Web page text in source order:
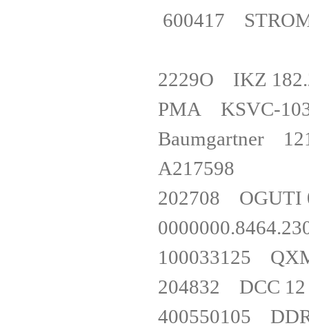
600417
2229O
PMA KSVC-
Baumgartner
A217598
202708
100033125
204832 DCC
400550105